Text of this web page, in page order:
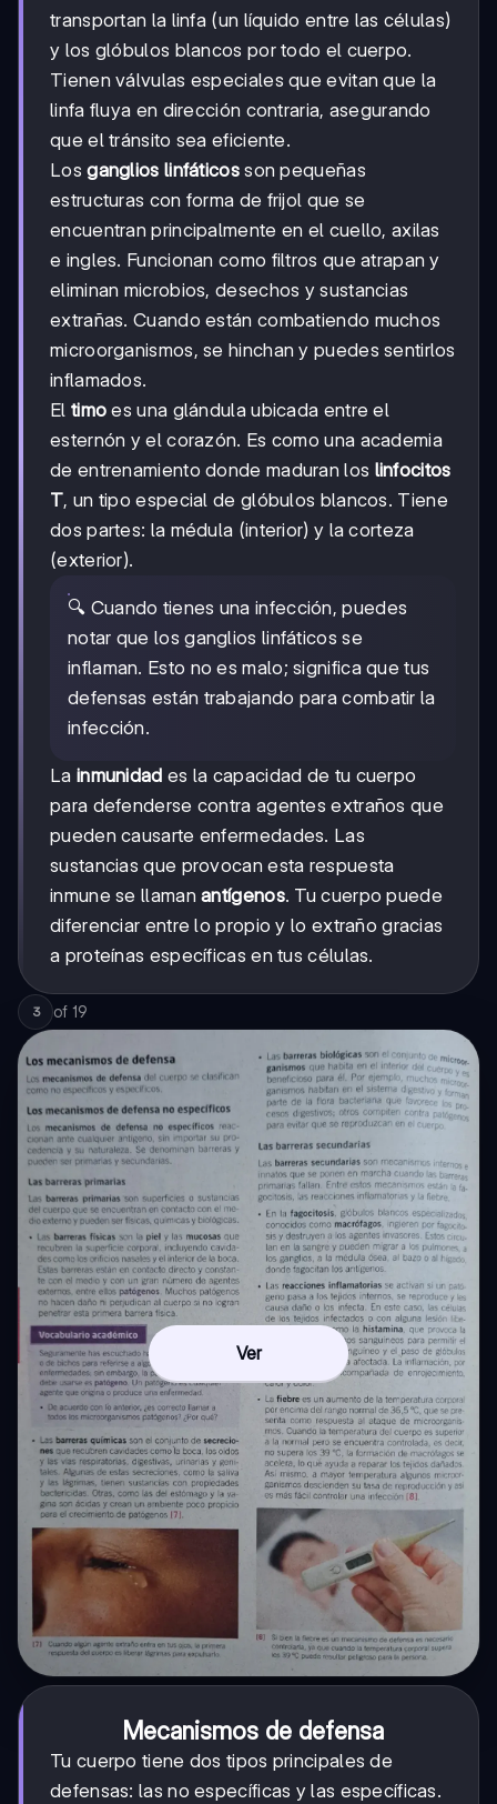
transportan la linfa (un líquido entre las células)
y los glóbulos blancos por todo el cuerpo.
Tienen válvulas especiales que evitan que la
linfa fluya en dirección contraria, asegurando
que el tránsito sea eficiente.
Losganglios linfáticosson pequeñas
estructuras con forma de frijol que se
encuentran principalmente en el cuello, axilas
e ingles. Funcionan como filtros que atrapan y
eliminan microbios, desechos y sustancias
extrañas. Cuando están combatiendo muchos
microorganismos, se hinchan y puedes sentirlos
inflamados.
El timo es una glándula ubicada entre el
esternón y el corazón. Es como una academia
de entrenamiento donde maduran los linfocitos
T, un tipo especial de glóbulos blancos. Tiene
dos partes: la médula (interior) y la corteza
(exterior).
🔍 Cuando tienes una infección, puedes
notar que los ganglios linfáticos se
inflaman. Esto no es malo; significa que tus
defensas están trabajando para combatir la
infección.
La inmunidad es la capacidad de tu cuerpo
para defenderse contra agentes extraños que
pueden causarte enfermedades. Las
sustancias que provocan esta respuesta
inmune se llamanantígenos. Tu cuerpo puede
diferenciar entre lo propio y lo extraño gracias
a proteínas específicas en tus células.
3 of 19
Ver
Mecanismos de defensa
Tu cuerpo tiene dos tipos principales de
defensas: las no específicas y las específicas.